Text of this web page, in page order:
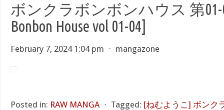
ボンクラボンボンハウス 第01-
Bonbon House vol 01-04]
February 7, 2024 1:04 pm ⋅ mangazone
Posted in: RAW MANGA ⋅ Tagged: [ねむようこ] ボンク